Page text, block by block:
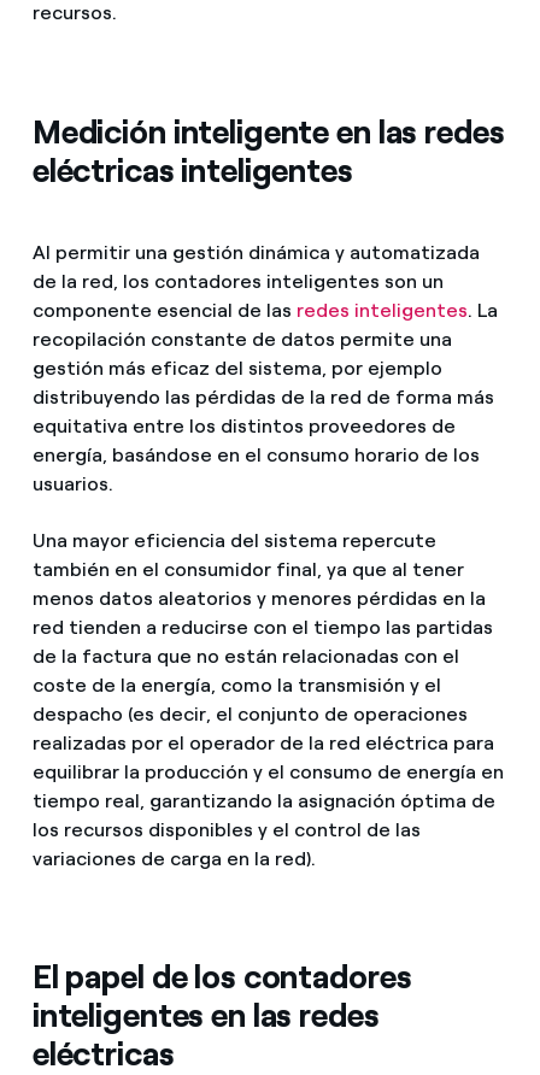
recursos.
Medición inteligente en las redes
eléctricas inteligentes
Al permitir una gestión dinámica y automatizada
de la red, los contadores inteligentes son un
componente esencial de las redes inteligentes. La
recopilación constante de datos permite una
gestión más eficaz del sistema, por ejemplo
distribuyendo las pérdidas de la red de forma más
equitativa entre los distintos proveedores de
energía, basándose en el consumo horario de los
usuarios.
Una mayor eficiencia del sistema repercute
también en el consumidor final, ya que al tener
menos datos aleatorios y menores pérdidas en la
red tienden a reducirse con el tiempo las partidas
de la factura que no están relacionadas con el
coste de la energía, como la transmisión y el
despacho (es decir, el conjunto de operaciones
realizadas por el operador de la red eléctrica para
equilibrar la producción y el consumo de energía en
tiempo real, garantizando la asignación óptima de
los recursos disponibles y el control de las
variaciones de carga en la red).
El papel de los contadores
inteligentes en las redes
eléctricas